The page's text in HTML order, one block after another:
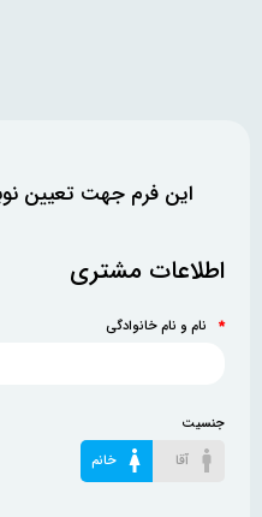
این فرم جهت تعیین
اطلاعات مشتری
* نام و نام خانوادگی
جنسیت
آقا
خانم